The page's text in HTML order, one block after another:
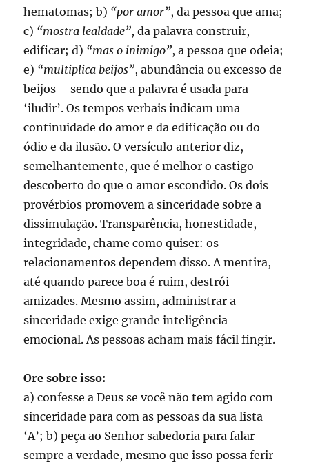
hematomas; b) “por amor”, da pessoa que ama;
c) “mostra lealdade”, da palavra construir,
edificar; d) “mas o inimigo”, a pessoa que odeia;
e) “multiplica beijos”, abundância ou excesso de
beijos – sendo que a palavra é usada para
‘iludir’. Os tempos verbais indicam uma
continuidade do amor e da edificação ou do
ódio e da ilusão. O versículo anterior diz,
semelhantemente, que é melhor o castigo
descoberto do que o amor escondido. Os dois
provérbios promovem a sinceridade sobre a
dissimulação. Transparência, honestidade,
integridade, chame como quiser: os
relacionamentos dependem disso. A mentira,
até quando parece boa é ruim, destrói
amizades. Mesmo assim, administrar a
sinceridade exige grande inteligência
emocional. As pessoas acham mais fácil fingir.
Ore sobre isso:
a) confesse a Deus se você não tem agido com
sinceridade para com as pessoas da sua lista
‘A’; b) peça ao Senhor sabedoria para falar
sempre a verdade, mesmo que isso possa ferir